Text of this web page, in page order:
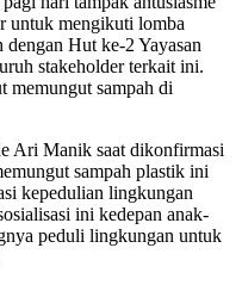
untuk mengikuti lomba
Hut ke-2 Yayasan
stakeholder terkait ini.
memungut sampah di
Ari Manik saat dikonfirmasi
sampah plastik ini
kepedulian lingkungan
ini kedepan anak-
peduli lingkungan untuk